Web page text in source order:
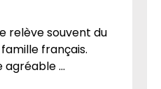
relève souvent du
français.
...